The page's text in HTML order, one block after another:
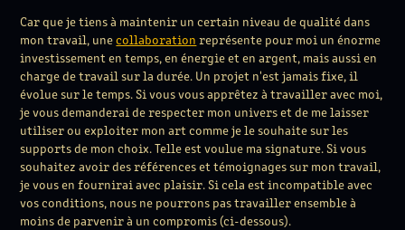
Car que je tiens à maintenir un certain niveau de qualité dans
mon travail, unecollaboration représente pour moi un énorme
investissement en temps, en énergie et en argent, mais aussi en
charge de travail sur la durée. Un projet n'est jamais fixe, il
évolue sur le temps. Si vous vous apprêtez à travailler avec moi,
je vous demanderai de respecter mon univers et de me laisser
utiliser ou exploiter mon art comme je le souhaite sur les
supports de mon choix. Telle est voulue ma signature. Si vous
souhaitez avoir des références et témoignages sur mon travail,
je vous en fournirai avec plaisir. Si cela est incompatible avec
vos conditions, nous ne pourrons pas travailler ensemble à
moins de parvenir à un compromis (ci-dessous).